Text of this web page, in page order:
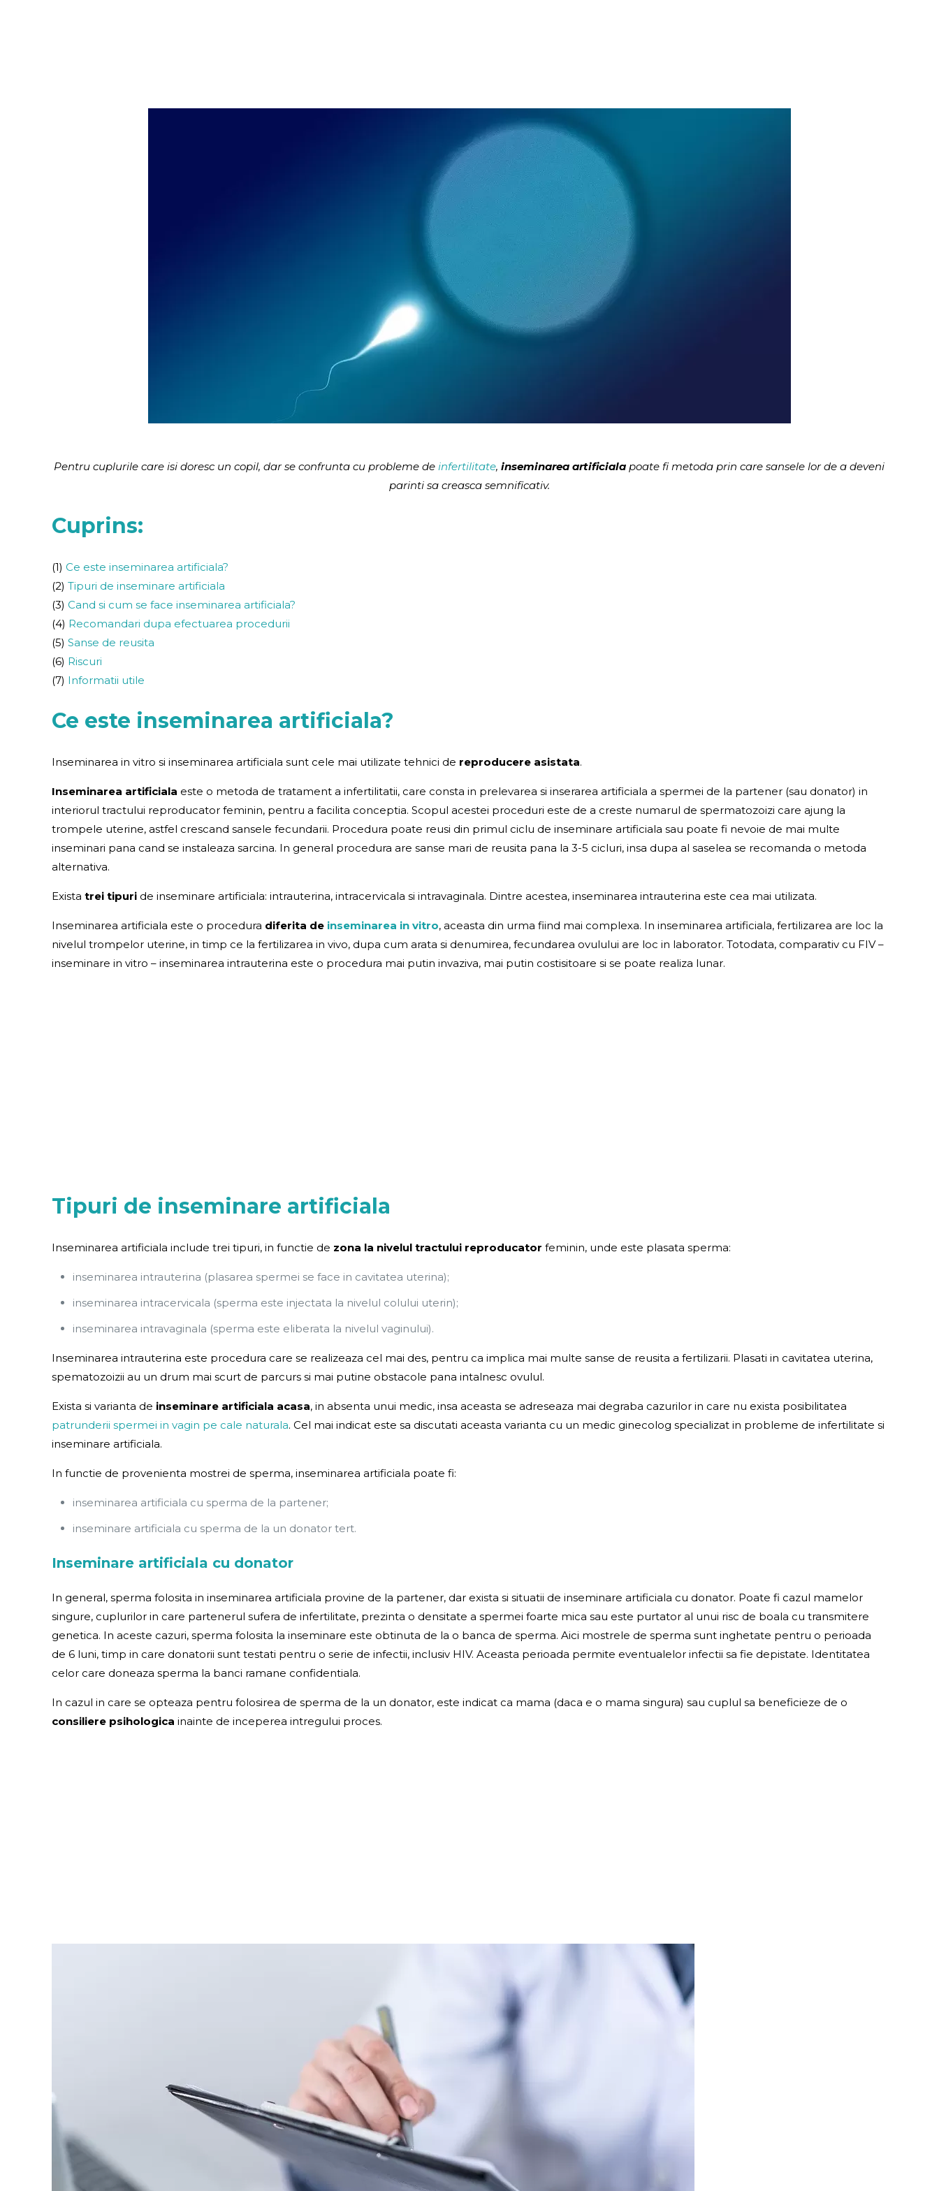
Pentru cuplurile care isi doresc un copil, dar se confrunta cu probleme deinfertilitate,inseminarea artificiala poate fi metoda prin care sansele lor de a deveni
parinti sa creasca semnificativ.
Cuprins:
(1)Ce este inseminarea artificiala?
(2)Tipuri de inseminare artificiala
(3)Cand si cum se face inseminarea artificiala?
(4) Recomandari dupa efectuarea procedurii
(5)Sanse de reusita
(6) Riscuri
(7) Informatii utile
Ce este inseminarea artificiala?
Inseminarea in vitro si inseminarea artificiala sunt cele mai utilizate tehnici de reproducere asistata.
Inseminarea artificiala este o metoda de tratament a infertilitatii, care consta in prelevarea si inserarea artificiala a spermei de la partener (sau donator) in
interiorul tractului reproducator feminin, pentru a facilita conceptia. Scopul acestei proceduri este de a creste numarul de spermatozoizi care ajung la
trompele uterine, astfel crescand sansele fecundarii. Procedura poate reusi din primul ciclu de inseminare artificiala sau poate fi nevoie de mai multe
inseminari pana cand se instaleaza sarcina. In general procedura are sanse mari de reusita pana la 3-5 cicluri, insa dupa al saselea se recomanda o metoda
alternativa.
Existatrei tipuri de inseminare artificiala: intrauterina, intracervicala si intravaginala. Dintre acestea, inseminarea intrauterina este cea mai utilizata.
Inseminarea artificiala este o procedura diferita de inseminarea in vitro, aceasta din urma fiind mai complexa. In inseminarea artificiala, fertilizarea are loc la
nivelul trompelor uterine, in timp ce la fertilizarea in vivo, dupa cum arata si denumirea, fecundarea ovulului are loc in laborator. Totodata, comparativ cu FIV –
inseminare in vitro – inseminarea intrauterina este o procedura mai putin invaziva, mai putin costisitoare si se poate realiza lunar.
Tipuri de inseminare artificiala
Inseminarea artificiala include trei tipuri, in functie de zona la nivelul tractului reproducator feminin, unde este plasata sperma:
inseminarea intrauterina (plasarea spermei se face in cavitatea uterina);
inseminarea intracervicala (sperma este injectata la nivelul colului uterin);
inseminarea intravaginala (sperma este eliberata la nivelul vaginului).
Inseminarea intrauterina este procedura care se realizeaza cel mai des, pentru ca implica mai multe sanse de reusita a fertilizarii. Plasati in cavitatea uterina,
spematozoizii au un drum mai scurt de parcurs si mai putine obstacole pana intalnesc ovulul.
Exista si varianta de inseminare artificiala acasa, in absenta unui medic, insa aceasta se adreseaza mai degraba cazurilor in care nu exista posibilitatea
patrunderii spermei in vagin pe cale naturala. Cel mai indicat este sa discutati aceasta varianta cu un medic ginecolog specializat in probleme de infertilitate si
inseminare artificiala.
In functie de provenienta mostrei de sperma, inseminarea artificiala poate fi:
inseminarea artificiala cu sperma de la partener;
inseminare artificiala cu sperma de la un donator tert.
Inseminare artificiala cu donator
In general, sperma folosita in inseminarea artificiala provine de la partener, dar exista si situatii de inseminare artificiala cu donator. Poate fi cazul mamelor
singure, cuplurilor in care partenerul sufera de infertilitate, prezinta o densitate a spermei foarte mica sau este purtator al unui risc de boala cu transmitere
genetica. In aceste cazuri, sperma folosita la inseminare este obtinuta de la o banca de sperma. Aici mostrele de sperma sunt inghetate pentru o perioada
de 6 luni, timp in care donatorii sunt testati pentru o serie de infectii, inclusiv HIV. Aceasta perioada permite eventualelor infectii sa fie depistate. Identitatea
celor care doneaza sperma la banci ramane confidentiala.
In cazul in care se opteaza pentru folosirea de sperma de la un donator, este indicat ca mama (daca e o mama singura) sau cuplul sa beneficieze de o
consiliere psihologica inainte de inceperea intregului proces.